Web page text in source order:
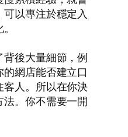
以專注於穩定入
後大量細節，例
網店能否建立口
人。所以在你決
。你不需要一開